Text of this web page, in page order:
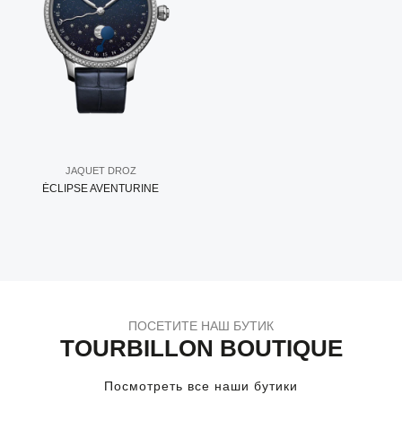
JAQUET DROZ
ÉCLIPSE AVENTURINE
ПОСЕТИТЕ НАШ БУТИК
TOURBILLON BOUTIQUE
Посмотреть все наши бутики